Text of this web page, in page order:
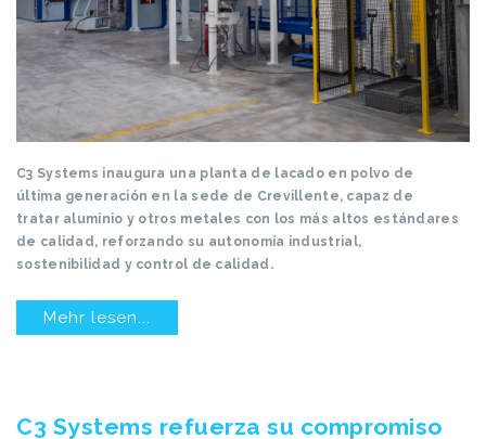
C3 Systems inaugura una planta de lacado en polvo de
última generación en la sede de Crevillente, capaz de
tratar aluminio y otros metales con los más altos estándares
de calidad, reforzando su autonomía industrial,
sostenibilidad y control de calidad.
Mehr lesen...
C3 Systems refuerza su compromiso